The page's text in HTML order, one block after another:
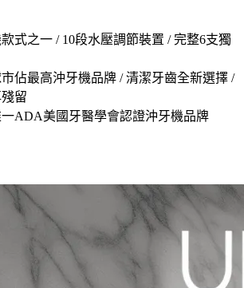
式之一 / 10段水壓調節裝置 / 完整6支獨
市佔最高沖牙機品牌 / 清潔牙齒全新選擇 /
留
一ADA美國牙醫學會認證沖牙機品牌